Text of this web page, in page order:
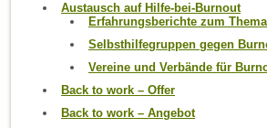
Austausch auf Hilfe-bei-Burnout
Erfahrungsberichte zum
Selbsthilfegruppen gegen
Vereine und Verbände für
Back to work – Offer
Back to work – Angebot